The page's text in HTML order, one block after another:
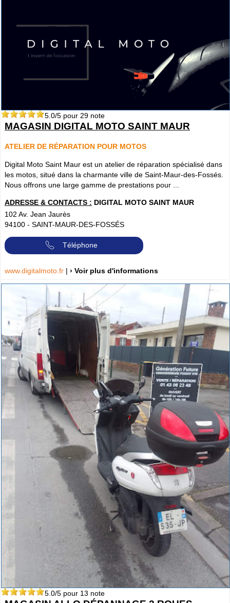
5.0/5 pour 29 note
MAGASIN DIGITAL MOTO SAINT MAUR
ATELIER DE RÉPARATION POUR MOTOS
Digital Moto Saint Maur est un atelier de réparation spécialisé dans
les motos, situé dans la charmante ville de Saint-Maur-des-Fossés.
Nous offrons une large gamme de prestations pour ...
ADRESSE & CONTACTS : DIGITAL MOTO SAINT MAUR
102 Av. Jean Jaurès
94100 - SAINT-MAUR-DES-FOSSÉS
Téléphone
www.digitalmoto.fr | › Voir plus d'informations
5.0/5 pour 13 note